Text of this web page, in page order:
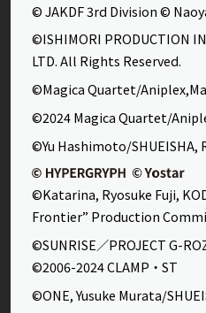
© JAKDF 3rd Division ©
©ISHIMORI PRODUCTION
LTD. All Rights Reserved.
©Magica Quartet/
©2024 Magica Quartet/
©Yu Hashimoto/SHUEISHA,
©Katarina, Ryosuke Fuji,
Frontier” Production
©SUNRISE／PROJECT G-
©2006-2024 CLAMP・ST
©ONE, Yusuke Murata/